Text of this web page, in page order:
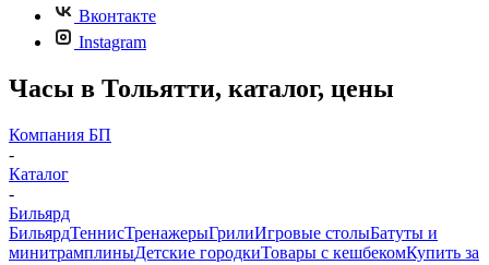
Вконтакте
Instagram
Часы в Тольятти, каталог, цены
Компания БП
-
Каталог
-
Бильярд
БильярдТеннисТренажерыГрилиИгровые столыБатуты и
минитрамплиныДетские городкиТовары с кешбекомКупить за